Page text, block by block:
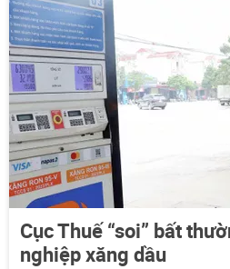
Cục Thuế “soi” bất
nghiệp xăng dầu